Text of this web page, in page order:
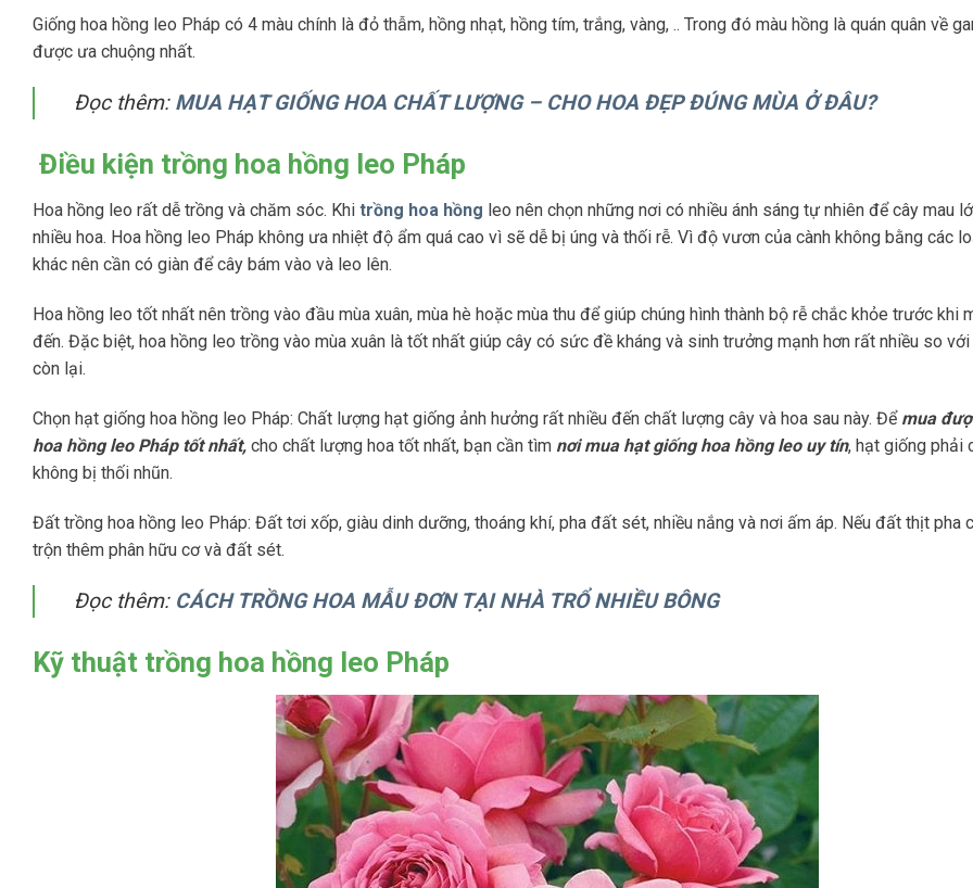
Giống hoa hồng leo Pháp có 4 màu chính là đỏ thẫm, hồng nhạt, hồng tím, trắng, vàng, .. Trong đó màu hồng là quán quân về
được ưa chuộng nhất.
Đọc thêm: MUA HẠT GIỐNG HOA CHẤT LƯỢNG – CHO HOA ĐẸP ĐÚNG MÙA Ở ĐÂU?
Điều kiện trồng hoa hồng leo Pháp
Hoa hồng leo rất dễ trồng và chăm sóc. Khi trồng hoa hồng leo nên chọn những nơi có nhiều ánh sáng tự nhiên để cây mau
nhiều hoa. Hoa hồng leo Pháp không ưa nhiệt độ ẩm quá cao vì sẽ dễ bị úng và thối rễ. Vì độ vươn của cành không bằng các
khác nên cần có giàn để cây bám vào và leo lên.
Hoa hồng leo tốt nhất nên trồng vào đầu mùa xuân, mùa hè hoặc mùa thu để giúp chúng hình thành bộ rễ chắc khỏe trước khi
đến. Đặc biệt, hoa hồng leo trồng vào mùa xuân là tốt nhất giúp cây có sức đề kháng và sinh trưởng mạnh hơn rất nhiều so với
còn lại.
Chọn hạt giống hoa hồng leo Pháp: Chất lượng hạt giống ảnh hưởng rất nhiều đến chất lượng cây và hoa sau này. Để mua
hoa hồng leo Pháp tốt nhất, cho chất lượng hoa tốt nhất, bạn cần tìm nơi mua hạt giống hoa hồng leo uy tín, hạt giống phải
không bị thối nhũn.
Đất trồng hoa hồng leo Pháp: Đất tơi xốp, giàu dinh dưỡng, thoáng khí, pha đất sét, nhiều nắng và nơi ấm áp. Nếu đất thịt pha
trộn thêm phân hữu cơ và đất sét.
Đọc thêm: CÁCH TRỒNG HOA MẪU ĐƠN TẠI NHÀ TRỔ NHIỀU BÔNG
Kỹ thuật trồng hoa hồng leo Pháp